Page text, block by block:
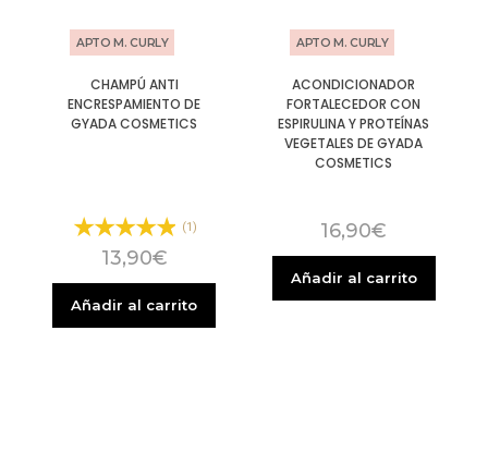
APTO M. CURLY
CHAMPÚ ANTI
ENCRESPAMIENTO DE
GYADA COSMETICS
(1)
13,90€
Añadir al carrito
APTO M. CURLY
ACONDICIONADOR
FORTALECEDOR CON
ESPIRULINA Y PROTEÍNAS
VEGETALES DE GYADA
COSMETICS
16,90€
Añadir al carrito